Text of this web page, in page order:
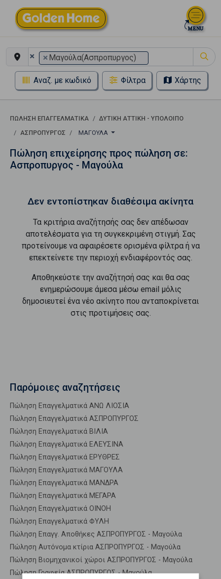
× × Μαγούλα(Ασπροπυργος)
Αναζ. με κωδικό Φίλτρα Χάρτης
ΠΏΛΗΣΗ ΕΠΑΓΓΕΛΜΑΤΙΚΆ
ΔΥΤΙΚΗ ΑΤΤΙΚΗ - ΥΠΟΛΟΙΠΟ
ΑΣΠΡΟΠΥΡΓΟΣ
ΜΑΓΟΎΛΑ
Πώληση επιχείρησης προς πώληση σε:
Ασπροπυργος - Μαγούλα
Δεν εντοπίστηκαν διαθέσιμα ακίνητα
Τα κριτήρια αναζήτησής σας δεν απέδωσαν
αποτελέσματα για τη συγκεκριμένη στιγμή. Σας
προτείνουμε να αφαιρέσετε ορισμένα φίλτρα ή να
επεκτείνετε την περιοχή ενδιαφέροντός σας.
Αποθηκεύστε την αναζήτησή σας και θα σας
ενημερώσουμε άμεσα μέσω email μόλις
δημοσιευτεί ένα νέο ακίνητο που ανταποκρίνεται
στις προτιμήσεις σας.
Παρόμοιες αναζητήσεις
Πώληση Επαγγελματικά ΑΝΩ ΛΙΟΣΙΑ
Πώληση Επαγγελματικά ΑΣΠΡΟΠΥΡΓΟΣ
Πώληση Επαγγελματικά ΒΙΛΙΑ
Πώληση Επαγγελματικά ΕΛΕΥΣΙΝΑ
Πώληση Επαγγελματικά ΕΡΥΘΡΕΣ
Πώληση Επαγγελματικά ΜΑΓΟΥΛΑ
Πώληση Επαγγελματικά ΜΑΝΔΡΑ
Πώληση Επαγγελματικά ΜΕΓΑΡΑ
Πώληση Επαγγελματικά ΟΙΝΟΗ
Πώληση Επαγγελματικά ΦΥΛΗ
Πώληση Επαγγ. Αποθήκες ΑΣΠΡΟΠΥΡΓΟΣ - Μαγούλα
Πώληση Αυτόνομα κτίρια ΑΣΠΡΟΠΥΡΓΟΣ - Μαγούλα
Πώληση Βιομηχανικοί χώροι ΑΣΠΡΟΠΥΡΓΟΣ - Μαγούλα
Πώληση Γραφεία ΑΣΠΡΟΠΥΡΓΟΣ - Μαγούλα